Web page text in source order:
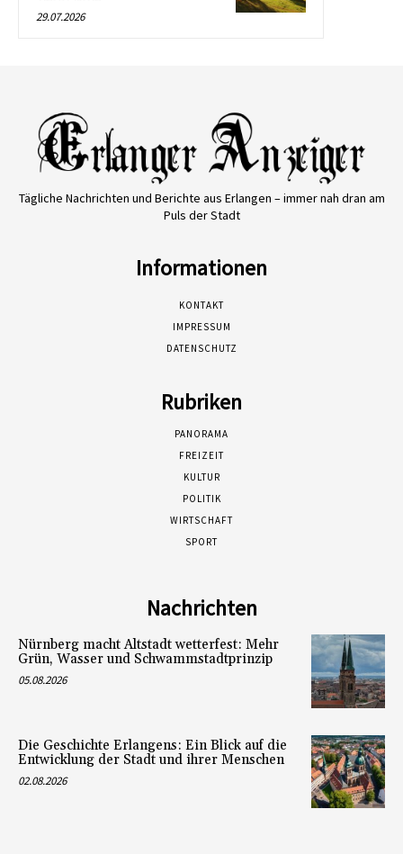
29.07.2026
Tägliche Nachrichten und Berichte aus Erlangen – immer nah dran am
Puls der Stadt
Informationen
KONTAKT
IMPRESSUM
DATENSCHUTZ
Rubriken
PANORAMA
FREIZEIT
KULTUR
POLITIK
WIRTSCHAFT
SPORT
Nachrichten
Nürnberg macht Altstadt wetterfest: Mehr
Grün, Wasser und Schwammstadtprinzip
05.08.2026
Die Geschichte Erlangens: Ein Blick auf die
Entwicklung der Stadt und ihrer Menschen
02.08.2026